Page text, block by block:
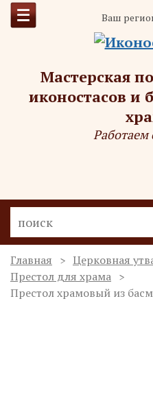
Ваш
Мастерская
иконостасов и
Работаем
Главная Церковная
Престол для храма
Престол храмовый из